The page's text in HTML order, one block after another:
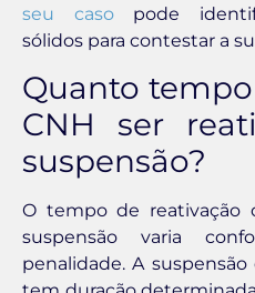
seu casopode
sólidos para contestar a
Quanto
CNH ser
suspensão?
O tempo de reativação
suspensão varia
penalidade. A